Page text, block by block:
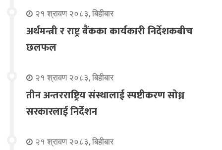
२१ श्रावण २०८३, बिहीबार
अर्थमन्त्री र राष्ट्र बैंकका कार्यकारी निर्देशकबीच
छलफल
२१ श्रावण २०८३, बिहीबार
तीन अन्तरराष्ट्रिय संस्थालाई स्पष्टीकरण सोध्न
सरकारलाई निर्देशन
२१ श्रावण २०८३, बिहीबार